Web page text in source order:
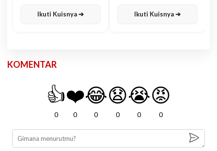
Ikuti Kuisnya ➔ Ikuti Kuisnya ➔
KOMENTAR
👍
0
❤️
0
😂
0
😧
0
😭
0
😡
0